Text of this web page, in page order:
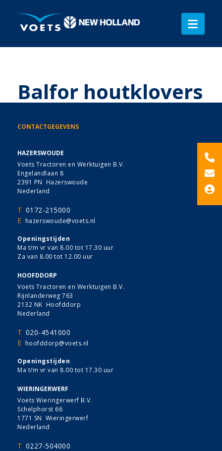
Balfor houtklovers
CONTACTGEGEVENS
HAZERSWOUDE
Voets Tractoren en Werktuigen B.V.
Engelandlaan 8
2391 PN Hazerswoude
Nederland
T 0172-215000
E hazerswoude@voets.nl
Openingstijden
Ma t/m vr van 8.00 tot 17.30 uur
Za van 8.00 tot 12.00 uur
HOOFDDORP
Voets Tractoren en Werktuigen B.V.
Rijnlanderweg 763
2132 NK Hoofddorp
Nederland
T 020-4541000
E hoofddorp@voets.nl
Openingstijden
Ma t/m vr van 8.00 tot 17.30 uur
WIERINGERWERF
Voets Wieringerwerf B.V.
Schelphorst 66
1771 SN Wieringerwerf
Nederland
T 0227-504000